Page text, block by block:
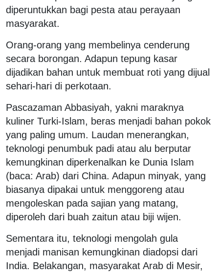
diperuntukkan bagi pesta atau perayaan
masyarakat.
Orang-orang yang membelinya cenderung
secara borongan. Adapun tepung kasar
dijadikan bahan untuk membuat roti yang dijual
sehari-hari di perkotaan.
Pascazaman Abbasiyah, yakni maraknya
kuliner Turki-Islam, beras menjadi bahan pokok
yang paling umum. Laudan menerangkan,
teknologi penumbuk padi atau alu berputar
kemungkinan diperkenalkan ke Dunia Islam
(baca: Arab) dari China. Adapun minyak, yang
biasanya dipakai untuk menggoreng atau
mengoleskan pada sajian yang matang,
diperoleh dari buah zaitun atau biji wijen.
Sementara itu, teknologi mengolah gula
menjadi manisan kemungkinan diadopsi dari
India. Belakangan, masyarakat Arab di Mesir,